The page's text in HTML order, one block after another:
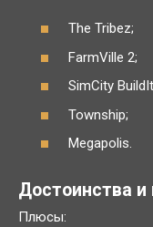
The Tribez;
FarmVille 2;
SimCity
Township;
Megapolis.
Достоинства и
Плюсы: